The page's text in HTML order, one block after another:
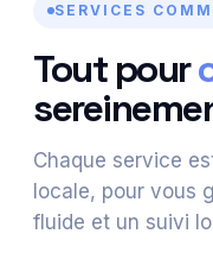
SERVICES
Tout pour
Chaque service
locale, pour vous
fluide et un suivi